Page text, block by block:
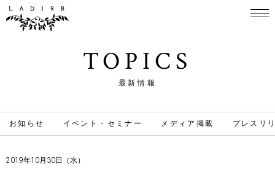
TOPICS
最新情報
お知らせ イベント・セミナー メディア掲載 プレスリ
2019年10月30日（水）